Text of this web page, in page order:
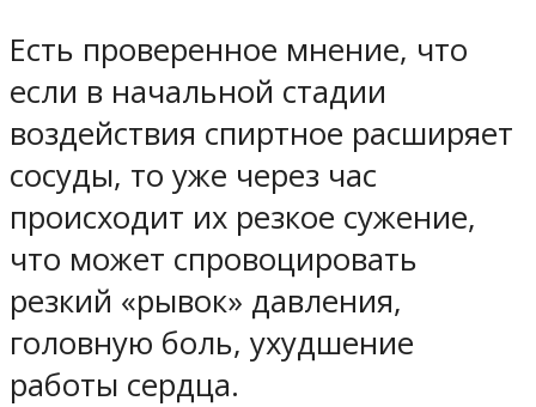
Есть проверенное мнение, что
если в начальной стадии
воздействия спиртное расширяет
сосуды, то уже через час
происходит их резкое сужение,
что может спровоцировать
резкий «рывок» давления,
головную боль, ухудшение
работы сердца.